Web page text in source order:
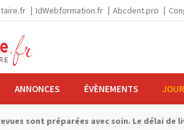
IdWebformation.fr Abcdent.pro
ANNONCES ÉVÈNEMENTS
sont préparées avec soin. Le délai